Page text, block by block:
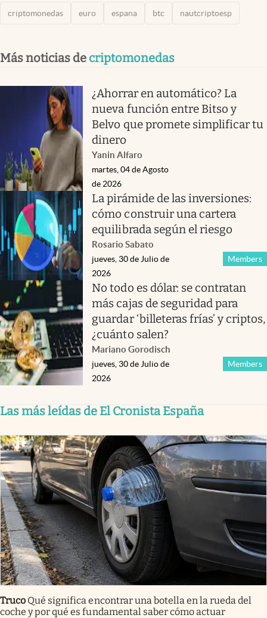
criptomonedas euro espana btc nautcriptoesp
Más noticias de criptomonedas
¿Ahorrar en automático? La
nueva función entre Bitso y
Belvo que promete simplificar tu
dinero
Yanin Alfaro
martes, 04 de Agosto
de 2026
La pirámide de las inversiones:
cómo construir una cartera
equilibrada según el riesgo
Rosario Sabato
Members
jueves, 30 de Julio de
2026
No todo es dólar: se contratan
más cajas de seguridad para
guardar ‘billeteras frías’ y criptos,
¿cuánto salen?
Mariano Gorodisch
Members
jueves, 30 de Julio de
2026
Las más leídas de El Cronista España
Truco Qué significa encontrar una botella en la rueda del
coche y por qué es fundamental saber cómo actuar